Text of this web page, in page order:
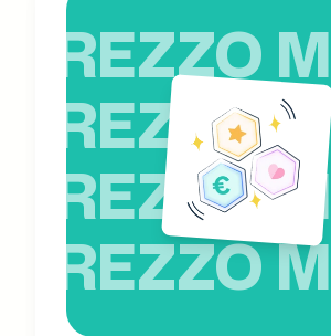
PREZZO
PREZZO
PREZZO
PREZZO